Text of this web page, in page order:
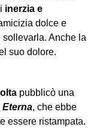
inerzia e
dolce e
Anche la
suo dolore.
pubblicò una
Eterna, che ebbe
essere ristampata.